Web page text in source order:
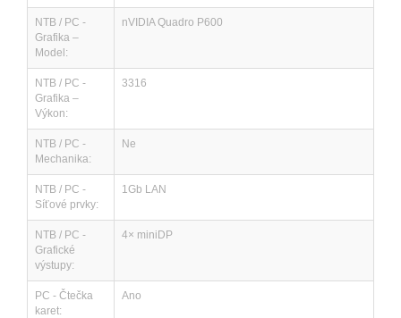
NTB / PC -
Grafika –
Model:
nVIDIA Quadro P600
NTB / PC -
Grafika –
Výkon:
3316
NTB / PC -
Mechanika:
Ne
NTB / PC -
Síťové prvky:
1Gb LAN
NTB / PC -
Grafické
výstupy:
4× miniDP
PC - Čtečka
karet:
Ano